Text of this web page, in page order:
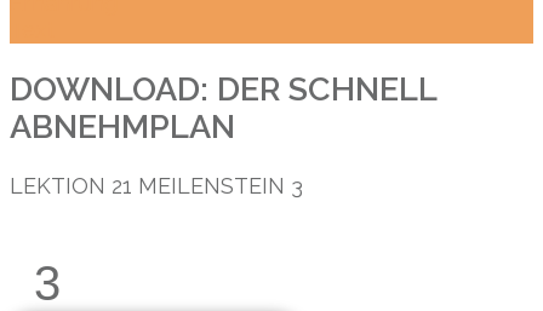
DOWNLOAD: DER SCHNELL
ABNEHMPLAN
LEKTION 21 MEILENSTEIN 3
3